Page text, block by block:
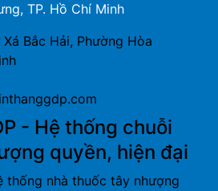
TP. Hồ Chí Minh
Bắc Hải, Phường Hòa
- Hệ thống chuỗi
quyền, hiện đại
thống nhà thuốc tây nhượng